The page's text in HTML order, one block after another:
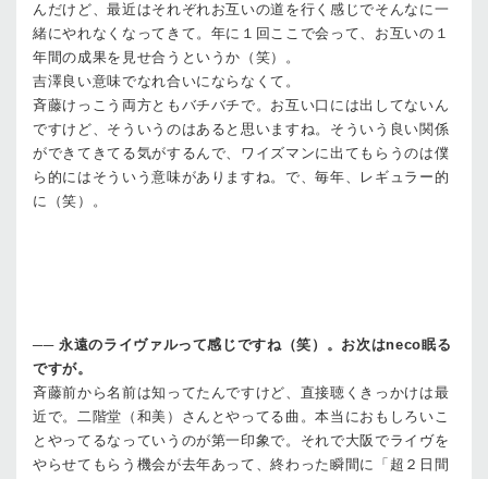
んだけど、最近はそれぞれお互いの道を行く感じでそんなに一
緒にやれなくなってきて。年に１回ここで会って、お互いの１
年間の成果を見せ合うというか（笑）。
吉澤良い意味でなれ合いにならなくて。
斉藤けっこう両方ともバチバチで。お互い口には出してないん
ですけど、そういうのはあると思いますね。そういう良い関係
ができてきてる気がするんで、ワイズマンに出てもらうのは僕
ら的にはそういう意味がありますね。で、毎年、レギュラー的
に（笑）。
── 永遠のライヴァルって感じですね（笑）。お次はneco眠る
ですが。
斉藤前から名前は知ってたんですけど、直接聴くきっかけは最
近で。二階堂（和美）さんとやってる曲。本当におもしろいこ
とやってるなっていうのが第一印象で。それで大阪でライヴを
やらせてもらう機会が去年あって、終わった瞬間に「超２日間